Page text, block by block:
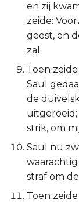
Jakobus
1 Petrus
2 Petrus
1 Johannes
2 Johannes
3 Johannes
Judas
en zij
zeide:
geest, en
zal.
Toen
Saul
de
strik, om
Saul nu
straf om
Toen